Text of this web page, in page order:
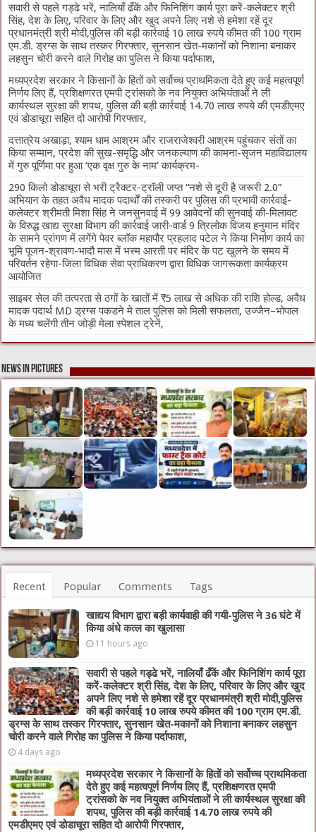
सवारी से पहले गड्ढे भरें, नालियाँ ढँकें और फिनिशिंग कार्य पूरा करें-कलेक्टर श्री
सिंह, देश के लिए, परिवार के लिए और खुद अपने लिए नशे से हमेशा रहें दूर
प्रधानमंत्री श्री मोदी,पुलिस की बड़ी कार्रवाई 10 लाख रुपये कीमत की 100 ग्राम
एम.डी. ड्रग्स के साथ तस्कर गिरफ्तार, सुनसान खेत-मकानों को निशाना बनाकर
लहसुन चोरी करने वाले गिरोह का पुलिस ने किया पर्दाफाश,
मध्यप्रदेश सरकार ने किसानों के हितों को सर्वोच्च प्राथमिकता देते हुए कई महत्वपूर्ण
निर्णय लिए हैं, प्रशिक्षणरत एमपी ट्रांसको के नव नियुक्त अभियंताओं ने ली
कार्यस्थल सुरक्षा की शपथ, पुलिस की बड़ी कार्रवाई 14.70 लाख रुपये की एमडीएमए
एवं डोडाचूरा सहित दो आरोपी गिरफ्तार,
दत्तात्रेय अखाड़ा, श्याम धाम आश्रम और राजराजेश्वरी आश्रम पहुंचकर संतों का
किया सम्मान, प्रदेश की सुख-समृद्धि और जनकल्याण की कामना-सृजन महाविद्यालय
में गुरु पूर्णिमा पर हुआ ‘एक वृक्ष गुरु के नाम’ कार्यक्रम-
290 किलो डोडाचूरा से भरी ट्रैक्टर-ट्रॉली जप्त “नशे से दूरी है जरूरी 2.0”
अभियान के तहत अवैध मादक पदार्थों की तस्करी पर पुलिस की प्रभावी कार्रवाई-
कलेक्टर श्रीमती मिशा सिंह ने जनसुनवाई में 99 आवेदनों की सुनवाई की-मिलावट
के विरुद्ध खाद्य सुरक्षा विभाग की कार्रवाई जारी-वार्ड 9 त्रिलोक विजय हनुमान मंदिर
के सामने प्रांगण में लगेंगे पेवर ब्लॉक महापौर प्रहलाद पटेल ने किया निर्माण कार्य का
भूमि पूजन-श्रावण-भादौ मास में भस्म आरती पर मंदिर के पट खुलने के समय में
परिवर्तन रहेगा-जिला विधिक सेवा प्राधिकरण द्वारा विधिक जागरूकता कार्यक्रम
आयोजित
साइबर सेल की तत्परता से ठगों के खातों में ₹5 लाख से अधिक की राशि होल्ड, अवैध
मादक पदार्थ MD ड्रग्स पकडने मे ताल पुलिस को मिली सफलता, उज्जैन–भोपाल
के मध्य चलेंगी तीन जोड़ी मेला स्पेशल ट्रेनें,
News in Pictures
Recent Popular Comments Tags
खाद्यय विभाग द्वारा बड़ी कार्यवाही की गयी-पुलिस ने 36 घंटे में
किया अंधे कत्ल का खुलासा
11 hours ago
सवारी से पहले गड्ढे भरें, नालियाँ ढँकें और फिनिशिंग कार्य पूरा
करें-कलेक्टर श्री सिंह, देश के लिए, परिवार के लिए और खुद
अपने लिए नशे से हमेशा रहें दूर प्रधानमंत्री श्री मोदी,पुलिस
की बड़ी कार्रवाई 10 लाख रुपये कीमत की 100 ग्राम एम.डी.
ड्रग्स के साथ तस्कर गिरफ्तार, सुनसान खेत-मकानों को निशाना बनाकर लहसुन
चोरी करने वाले गिरोह का पुलिस ने किया पर्दाफाश,
4 days ago
मध्यप्रदेश सरकार ने किसानों के हितों को सर्वोच्च प्राथमिकता
देते हुए कई महत्वपूर्ण निर्णय लिए हैं, प्रशिक्षणरत एमपी
ट्रांसको के नव नियुक्त अभियंताओं ने ली कार्यस्थल सुरक्षा की
शपथ, पुलिस की बड़ी कार्रवाई 14.70 लाख रुपये की
एमडीएमए एवं डोडाचूरा सहित दो आरोपी गिरफ्तार,